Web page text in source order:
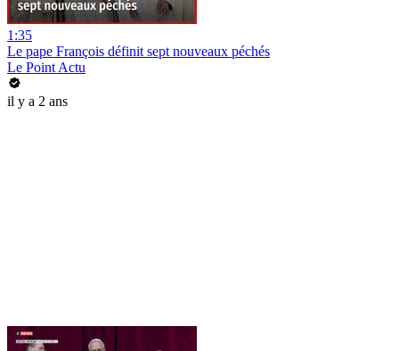
1:35
Le pape François définit sept nouveaux péchés
Le Point Actu
il y a 2 ans